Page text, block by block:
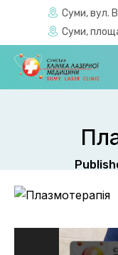
Суми, вул.
Суми,